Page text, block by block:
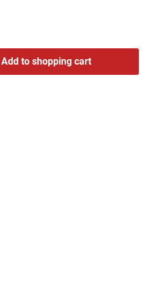
Add to shopping cart